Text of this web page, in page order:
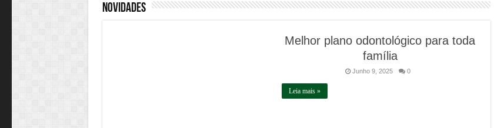
Novidades
Melhor plano odontológico para toda
família
Junho 9, 2025 0
Leia mais »